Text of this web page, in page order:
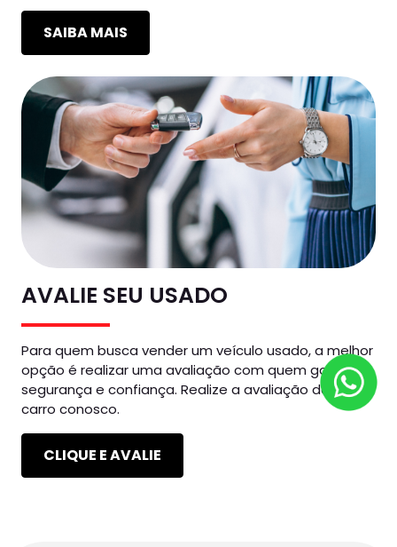
SAIBA MAIS
AVALIE SEU USADO
Para quem busca vender um veículo usado, a melhor
opção é realizar uma avaliação com quem garante
segurança e confiança. Realize a avaliação do seu
carro conosco.
CLIQUE E AVALIE